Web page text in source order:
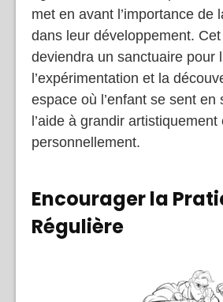
met en avant l’importance de
dans leur développement.
deviendra un sanctuaire pour
l’expérimentation et la
espace où l’enfant se sent en
l’aide à grandir artistiquement
personnellement.
Encourager la
Régulière